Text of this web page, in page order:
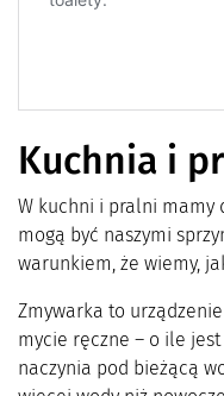
Kuchnia i
W kuchni i pralni mamy
mogą być naszymi
warunkiem, że wiemy,
Zmywarka to
mycie ręczne – o ile jest
naczynia pod bieżącą